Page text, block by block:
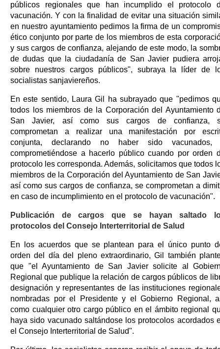
públicos regionales que han incumplido el protocolo
vacunación. Y con la finalidad de evitar una situación
en nuestro ayuntamiento pedimos la firma de un
ético conjunto por parte de los miembros de esta
y sus cargos de confianza, alejando de este modo, la
de dudas que la ciudadanía de San Javier pudiera
sobre nuestros cargos públicos", subraya la líder de
socialistas sanjaviereños.
En este sentido, Laura Gil ha subrayado que "pedimos
todos los miembros de la Corporación del Ayuntamiento
San Javier, así como sus cargos de confianza,
comprometan a realizar una manifestación por
conjunta, declarando no haber sido vacunados,
comprometiéndose a hacerlo público cuando por orden
protocolo les corresponda. Además, solicitamos que todos
miembros de la Corporación del Ayuntamiento de San
así como sus cargos de confianza, se comprometan a
en caso de incumplimiento en el protocolo de vacunación".
Publicación de cargos que se hayan saltado
protocolos del Consejo Interterritorial de Salud
En los acuerdos que se plantean para el único punto
orden del día del pleno extraordinario, Gil también
que "el Ayuntamiento de San Javier solicite al
Regional que publique la relación de cargos públicos de
designación y representantes de las instituciones
nombradas por el Presidente y el Gobierno Regional,
como cualquier otro cargo público en el ámbito regional
haya sido vacunado saltándose los protocolos acordados
el Consejo Interterritorial de Salud".